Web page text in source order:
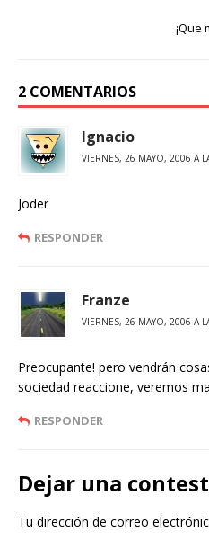
¡Que
2 COMENTARIOS
Ignacio
VIERNES, 26 MAYO, 2006 A
Joder
RESPONDER
Franze
VIERNES, 26 MAYO, 2006 A
Preocupante! pero vendrán
sociedad reaccione, veremos
RESPONDER
Dejar una
Tu dirección de correo